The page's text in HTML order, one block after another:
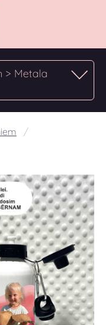
> Metala